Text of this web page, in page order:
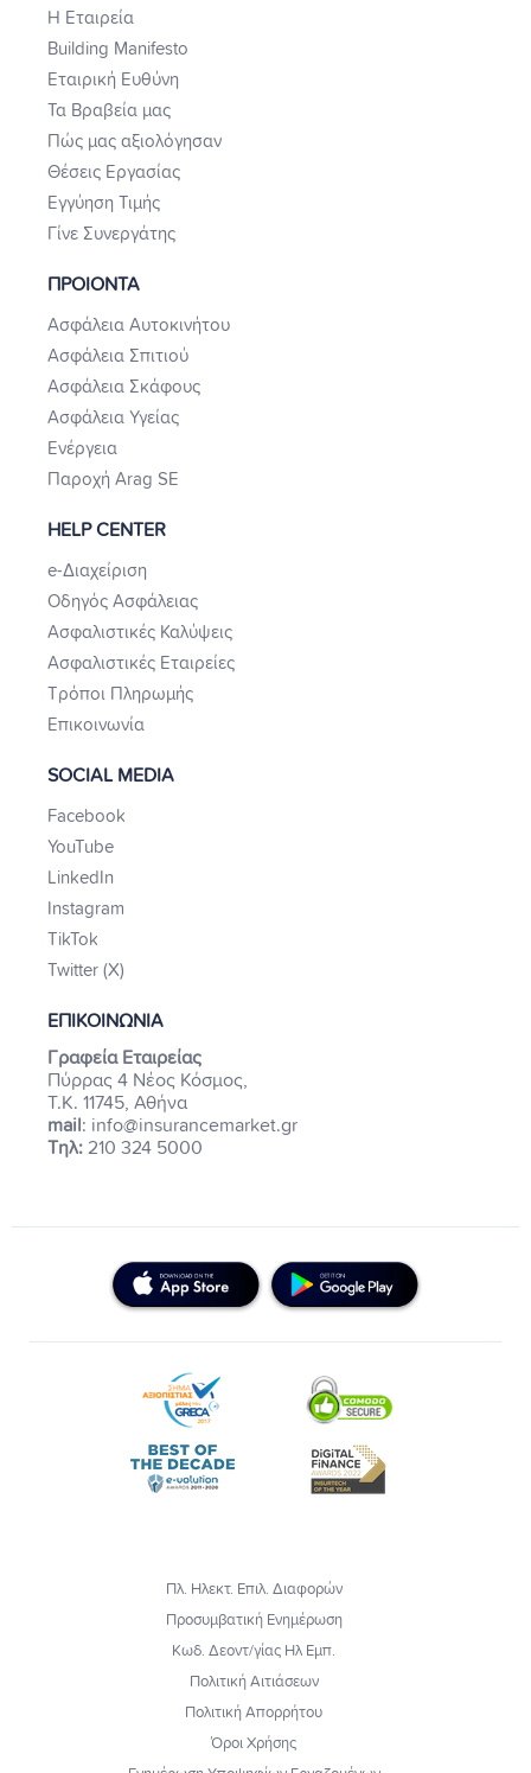
Η Εταιρεία
Building Manifesto
Εταιρική Ευθύνη
Τα Βραβεία μας
Πώς μας αξιολόγησαν
Θέσεις Εργασίας
Εγγύηση Τιμής
Γίνε Συνεργάτης
ΠΡΟΙΟΝΤΑ
Ασφάλεια Αυτοκινήτου
Ασφάλεια Σπιτιού
Ασφάλεια Σκάφους
Ασφάλεια Υγείας
Ενέργεια
Παροχή Arag SE
HELP CENTER
e-Διαχείριση
Οδηγός Ασφάλειας
Ασφαλιστικές Καλύψεις
Ασφαλιστικές Εταιρείες
Τρόποι Πληρωμής
Επικοινωνία
SOCIAL MEDIA
Facebook
YouTube
LinkedIn
Instagram
TikTok
Twitter (X)
ΕΠΙΚΟΙΝΩΝΙΑ
Γραφεία Εταιρείας
Πύρρας 4 Νέος Κόσμος,
Τ.Κ. 11745, Αθήνα
mail: info@insurancemarket.gr
Τηλ: 210 324 5000
Πλ. Ηλεκτ. Επιλ. Διαφορών
Προσυμβατική Ενημέρωση
Κωδ. Δεοντ/γίας Ηλ Εμπ.
Πολιτική Αιτιάσεων
Πολιτική Απορρήτου
Όροι Χρήσης